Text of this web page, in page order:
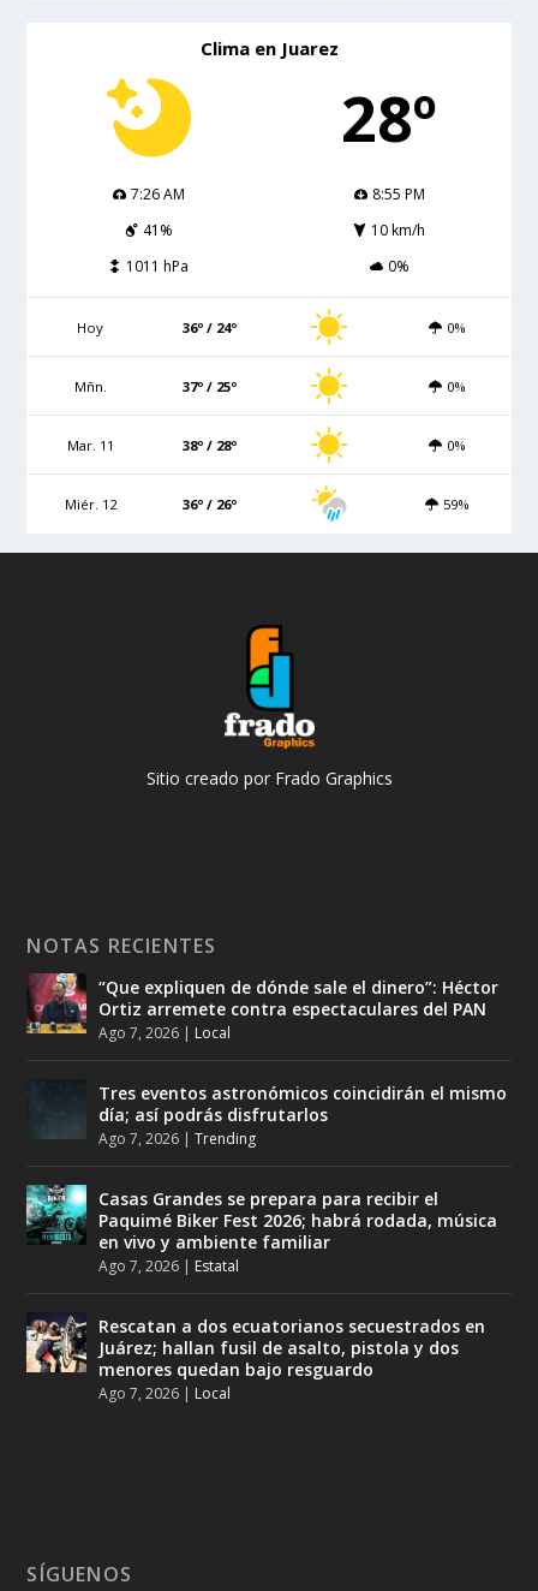
Clima en Juarez
28º
7:26 AM
8:55 PM
41%
10 km/h
1011 hPa
0%
Hoy 36º / 24º 0%
Mñn. 37º / 25º 0%
Mar. 11 38º / 28º 0%
Miér. 12 36º / 26º 59%
Sitio creado por Frado Graphics
NOTAS RECIENTES
“Que expliquen de dónde sale el dinero”: Héctor
Ortiz arremete contra espectaculares del PAN
Ago 7, 2026 | Local
Tres eventos astronómicos coincidirán el mismo
día; así podrás disfrutarlos
Ago 7, 2026 |Trending
Casas Grandes se prepara para recibir el
Paquimé Biker Fest 2026; habrá rodada, música
en vivo y ambiente familiar
Ago 7, 2026 | Estatal
Rescatan a dos ecuatorianos secuestrados en
Juárez; hallan fusil de asalto, pistola y dos
menores quedan bajo resguardo
Ago 7, 2026 | Local
SÍGUENOS